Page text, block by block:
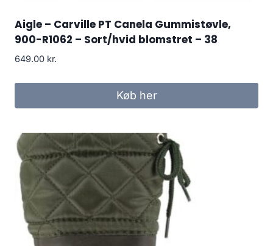
Aigle – Carville PT Canela Gummistøvle,
900-R1062 – Sort/hvid blomstret – 38
649.00 kr.
Køb her